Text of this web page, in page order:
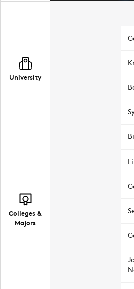
University
Colleges &
Majors